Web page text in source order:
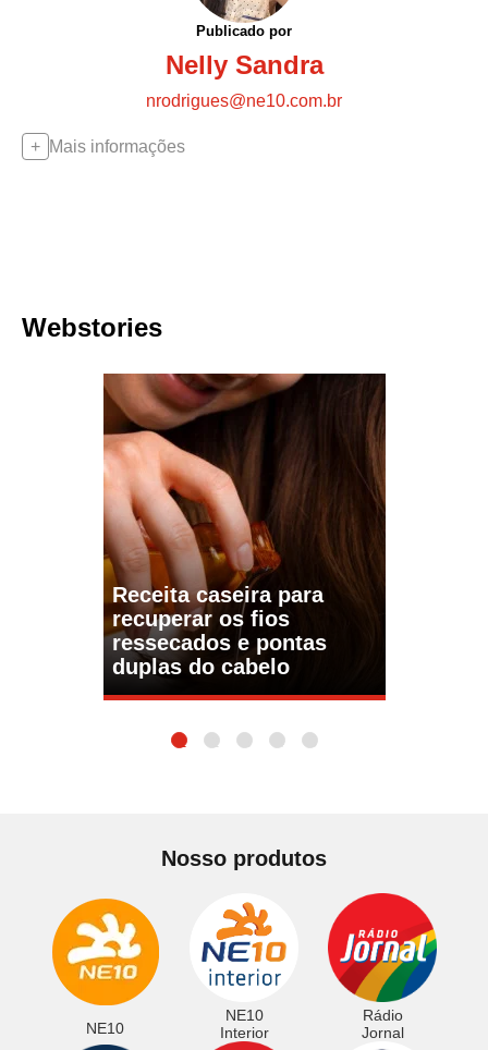
Publicado por
Nelly Sandra
nrodrigues@ne10.com.br
Mais informações
Webstories
Receita caseira para
recuperar os fios
ressecados e pontas
duplas do cabelo
1 2 3 4 5
Nosso produtos
NE10
NE10
Interior
Rádio
Jornal